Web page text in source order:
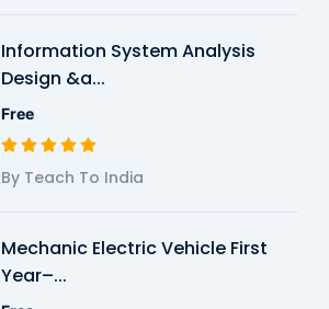
Information System Analysis
Design &a...
Free
By Teach To India
Mechanic Electric Vehicle First
Year–...